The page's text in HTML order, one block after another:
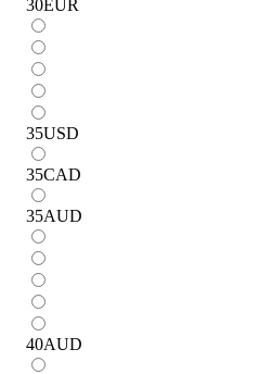
30EUR
35USD
35CAD
35AUD
40AUD